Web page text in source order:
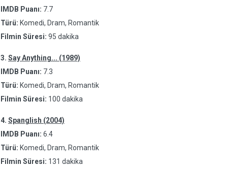
IMDB Puanı: 7.7
Türü: Komedi, Dram, Romantik
Filmin Süresi: 95 dakika
3. Say Anything... (1989)
IMDB Puanı: 7.3
Türü: Komedi, Dram, Romantik
Filmin Süresi: 100 dakika
4. Spanglish (2004)
IMDB Puanı: 6.4
Türü: Komedi, Dram, Romantik
Filmin Süresi: 131 dakika